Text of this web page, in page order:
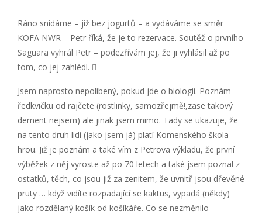
Ráno snídáme – již bez jogurtů – a vydáváme se směr
KOFA NWR – Petr říká, že je to rezervace. Soutěž o prvního
Saguara vyhrál Petr – podezřívám jej, že ji vyhlásil až po
tom, co jej zahlédl. 
Jsem naprosto nepolíbený, pokud jde o biologii. Poznám
ředkvičku od rajčete (rostlinky, samozřejmě!,zase takový
dement nejsem) ale jinak jsem mimo. Tady se ukazuje, že
na tento druh lidí (jako jsem já) platí Komenského škola
hrou. Již je poznám a také vím z Petrova výkladu, že první
výběžek z něj vyroste až po 70 letech a také jsem poznal z
ostatků, těch, co jsou již za zenitem, že uvnitř jsou dřevěné
pruty … když vidíte rozpadající se kaktus, vypadá (někdy)
jako rozdělaný košík od košíkáře. Co se nezměnilo –